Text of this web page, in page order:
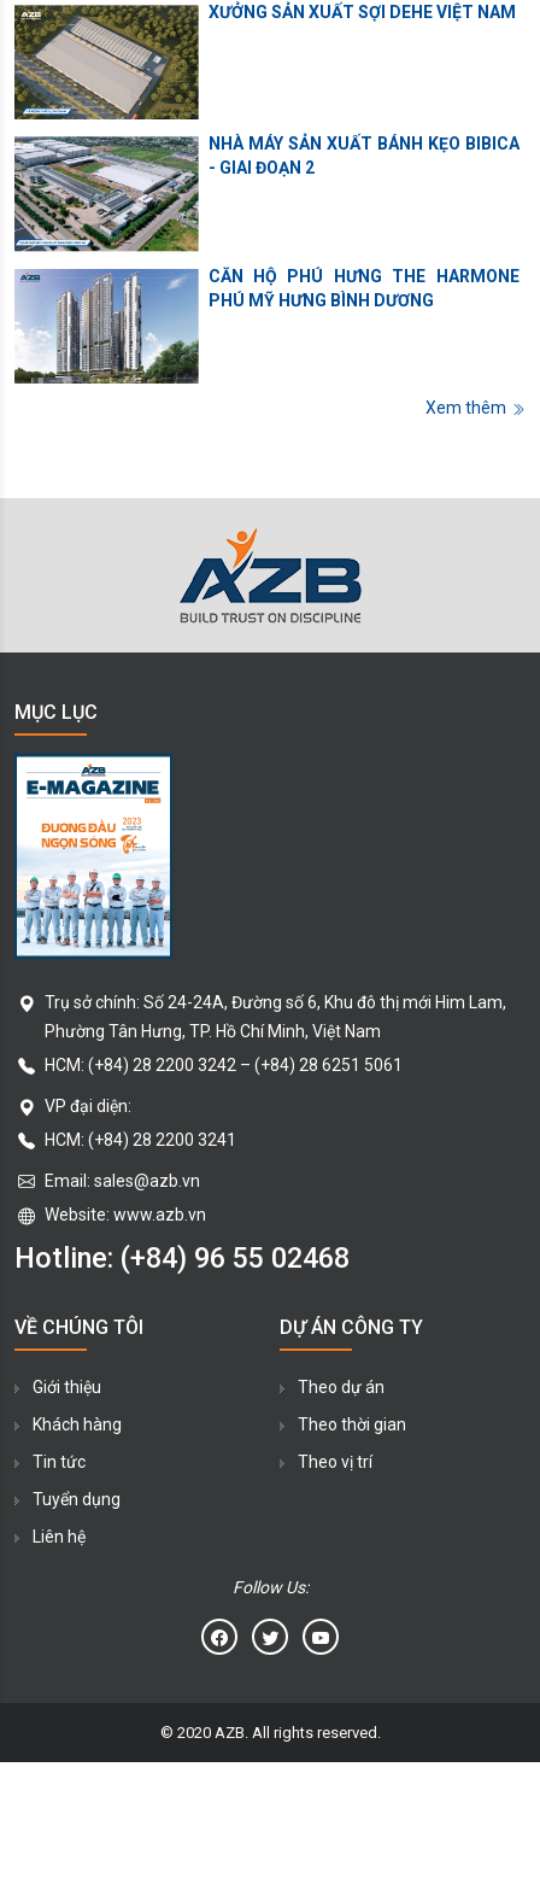
XƯỞNG SẢN XUẤT SỢI DEHE VIỆT NAM
NHÀ MÁY SẢN XUẤT BÁNH KẸO BIBICA
- GIAI ĐOẠN 2
CĂN HỘ PHÚ HƯNG THE HARMONE
PHÚ MỸ HƯNG BÌNH DƯƠNG
Xem thêm
MỤC LỤC
Trụ sở chính: Số 24-24A, Đường số 6, Khu đô thị mới Him Lam,
Phường Tân Hưng, TP. Hồ Chí Minh, Việt Nam
HCM: (+84) 28 2200 3242 – (+84) 28 6251 5061
VP đại diện:
HCM: (+84) 28 2200 3241
Email: sales@azb.vn
Website: www.azb.vn
Hotline: (+84) 96 55 02468
VỀ CHÚNG TÔI
Giới thiệu
Khách hàng
Tin tức
Tuyển dụng
Liên hệ
DỰ ÁN CÔNG TY
Theo dự án
Theo thời gian
Theo vị trí
Follow Us:
© 2020 AZB. All rights reserved.